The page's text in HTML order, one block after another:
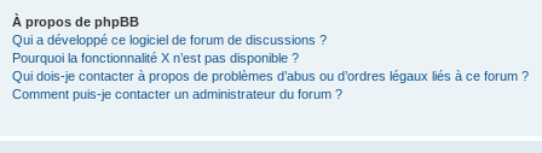
À propos de phpBB
Qui a développé ce logiciel de forum de discussions ?
Pourquoi la fonctionnalité X n’est pas disponible ?
Qui dois-je contacter à propos de problèmes d’abus ou d’ordres légaux liés à ce forum ?
Comment puis-je contacter un administrateur du forum ?